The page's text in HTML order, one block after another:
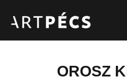
OROSZ